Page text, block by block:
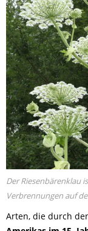
Der Riesenbärenklau
Verbrennungen auf
Arten, die durch